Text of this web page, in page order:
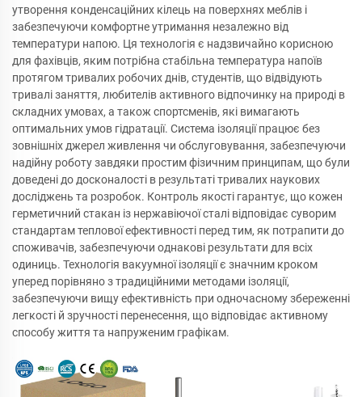
утворення конденсаційних кілець на поверхнях меблів і
забезпечуючи комфортне утримання незалежно від
температури напою. Ця технологія є надзвичайно корисною
для фахівців, яким потрібна стабільна температура напоїв
протягом тривалих робочих днів, студентів, що відвідують
тривалі заняття, любителів активного відпочинку на природі в
складних умовах, а також спортсменів, які вимагають
оптимальних умов гідратації. Система ізоляції працює без
зовнішніх джерел живлення чи обслуговування, забезпечуючи
надійну роботу завдяки простим фізичним принципам, що були
доведені до досконалості в результаті тривалих наукових
досліджень та розробок. Контроль якості гарантує, що кожен
герметичний стакан із нержавіючої сталі відповідає суворим
стандартам теплової ефективності перед тим, як потрапити до
споживачів, забезпечуючи однакові результати для всіх
одиниць. Технологія вакуумної ізоляції є значним кроком
уперед порівняно з традиційними методами ізоляції,
забезпечуючи вищу ефективність при одночасному збереженні
легкості й зручності перенесення, що відповідає активному
способу життя та напруженим графікам.